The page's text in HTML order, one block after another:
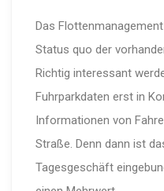
Das
Status quo der
Richtig interessant
Fuhrparkdaten erst in
Informationen von
Straße. Denn dann ist
Tagesgeschäft